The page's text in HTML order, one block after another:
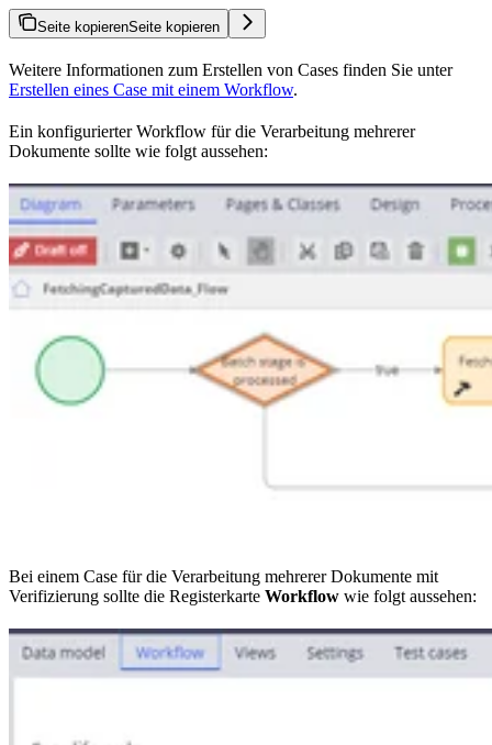
Seite kopierenSeite kopieren
Weitere Informationen zum Erstellen von Cases finden Sie unter
Erstellen eines Case mit einem Workflow.
Ein konfigurierter Workflow für die Verarbeitung mehrerer
Dokumente sollte wie folgt aussehen:
Bei einem Case für die Verarbeitung mehrerer Dokumente mit
Verifizierung sollte die Registerkarte Workflow wie folgt aussehen: